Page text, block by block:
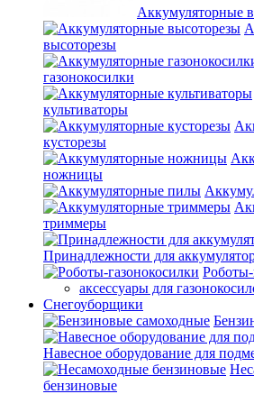
Аккумуляторные
высоторезы
газонокосилки
культиваторы
кусторезы
ножницы
триммеры
Принадлежности для
Роботы-
аксессуары для
Снегоуборщики
Навесное оборудование для
бензиновые